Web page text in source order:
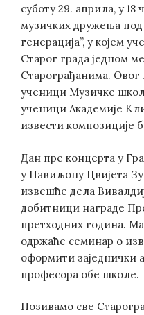
суботу 29. априла, у 18
музичких дружења
генерација”, у којем
Старог града једном
Старограђанима. Овог
ученици Музичке
ученици Академије
извести композиције
Дан пре концерта у
у Павиљону Цвијета
извешће дела
добитници награде
претходних година.
одржаће семинар о
оформити заједнички
професора обе школе.
Позивамо све